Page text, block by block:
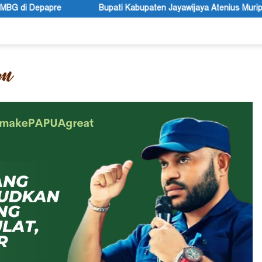
Kabupaten Jayawijaya Atenius Murip: Festival Budaya Lembah